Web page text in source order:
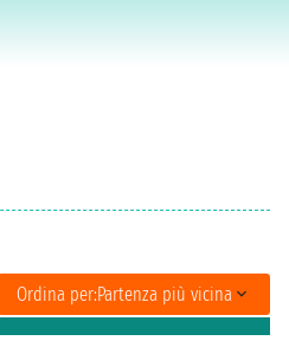
Ordina per:Partenza più vicina